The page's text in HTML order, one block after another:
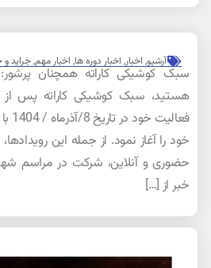
آرشیو, اخبار, اخبار دوره ها, اخبار مهم,جراید و
سبک کوشیکی کاراته همچنان
هستید، سبک کوشیکی کاراته پس
خود را آغاز نمود. از جمله این
حضوری و آنلاین، شرکت در مراسم
خبر از […]